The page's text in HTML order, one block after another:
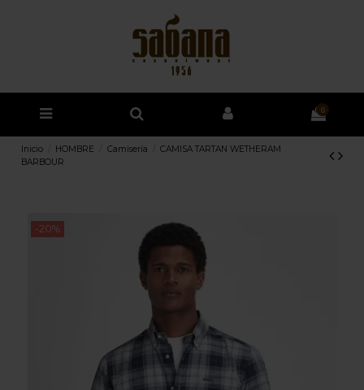
0
Inicio HOMBRE Camisería
CAMISA TARTAN WETHERAM
BARBOUR
-20%